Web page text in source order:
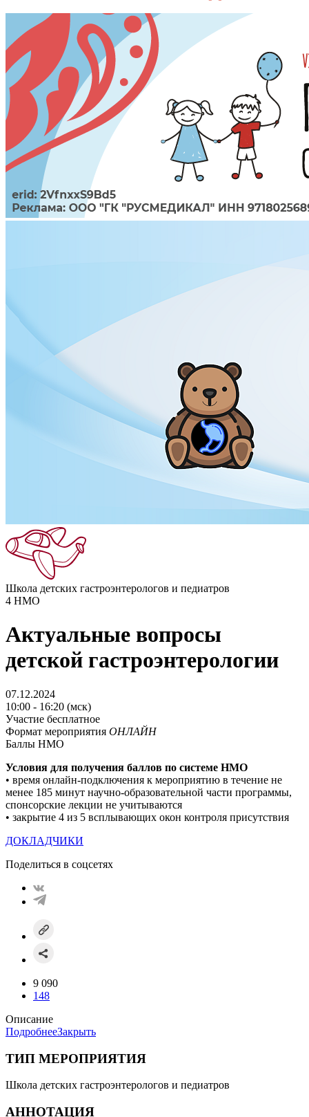
Школа детских гастроэнтерологов и педиатров
4 НМО
Актуальные вопросы
детской гастроэнтерологии
07.12.2024
10:00 - 16:20 (мск)
Участие бесплатное
Формат мероприятия ОНЛАЙН
Баллы НМО
Условия для получения баллов по системе НМO
• время онлайн-подключения к мероприятию в течение не
менее 185 минут научно-образовательной части программы,
спонсорские лекции не учитываются
• закрытие 4 из 5 всплывающих окон контроля присутствия
ДОКЛАДЧИКИ
Поделиться в соцсетях
9 090
148
Описание
ПодробнееЗакрыть
ТИП МЕРОПРИЯТИЯ
Школа детских гастроэнтерологов и педиатров
АННОТАЦИЯ